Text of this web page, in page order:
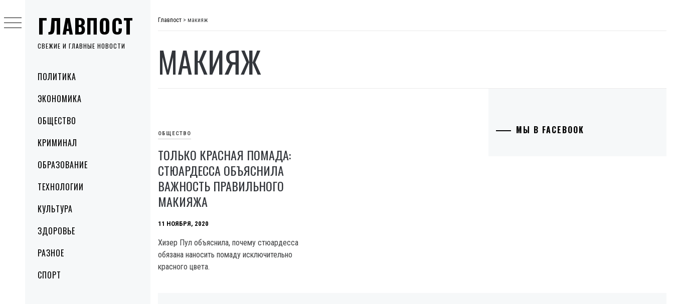
ГЛАВПОСТ
СВЕЖИЕ И ГЛАВНЫЕ НОВОСТИ
MenuПОЛИТИКА
ЭКОНОМИКА
ОБЩЕСТВО
КРИМИНАЛ
ОБРАЗОВАНИЕ
ТЕХНОЛОГИИ
КУЛЬТУРА
ЗДОРОВЬЕ
РАЗНОЕ
СПОРТ
to
content
Главпост > макияж
МАКИЯЖ
ОБЩЕСТВО
ТОЛЬКО КРАСНАЯ ПОМАДА:
СТЮАРДЕССА ОБЪЯСНИЛА
ВАЖНОСТЬ ПРАВИЛЬНОГО
МАКИЯЖА
11 НОЯБРЯ, 2020
Хизер Пул объяснила, почему стюардесса
обязана наносить помаду исключительно
красного цвета.
МЫ В FACEBOOK